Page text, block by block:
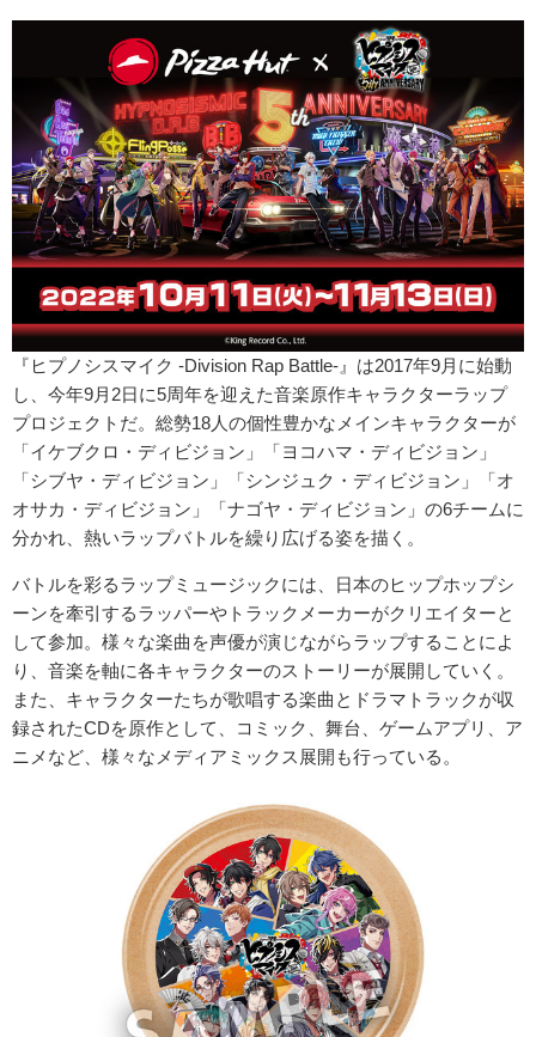
『ヒプノシスマイク -Division Rap Battle-』は2017年9月に始動
し、今年9月2日に5周年を迎えた音楽原作キャラクターラップ
プロジェクトだ。総勢18人の個性豊かなメインキャラクターが
「イケブクロ・ディビジョン」「ヨコハマ・ディビジョン」
「シブヤ・ディビジョン」「シンジュク・ディビジョン」「オ
オサカ・ディビジョン」「ナゴヤ・ディビジョン」の6チームに
分かれ、熱いラップバトルを繰り広げる姿を描く。
バトルを彩るラップミュージックには、日本のヒップホップシ
ーンを牽引するラッパーやトラックメーカーがクリエイターと
して参加。様々な楽曲を声優が演じながらラップすることによ
り、音楽を軸に各キャラクターのストーリーが展開していく。
また、キャラクターたちが歌唱する楽曲とドラマトラックが収
録されたCDを原作として、コミック、舞台、ゲームアプリ、ア
ニメなど、様々なメディアミックス展開も行っている。